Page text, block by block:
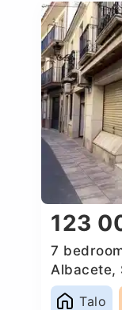
123
7
Albacete,
Talo